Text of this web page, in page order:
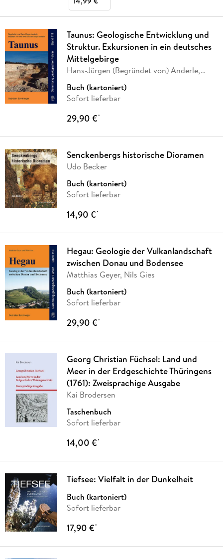
Taunus: Geologische Entwicklung und
Struktur. Exkursionen in ein deutsches
Mittelgebirge
Hans-Jürgen (Begründet von) Anderle,
Buch (kartoniert)
Sofort lieferbar
29,90 €*
Senckenbergs historische Dioramen
Udo Becker
Buch (kartoniert)
Sofort lieferbar
14,90 €*
Hegau: Geologie der Vulkanlandschaft
zwischen Donau und Bodensee
Matthias Geyer, Nils Gies
Buch (kartoniert)
Sofort lieferbar
29,90 €*
Georg Christian Füchsel: Land und
Meer in der Erdgeschichte Thüringens
(1761): Zweisprachige Ausgabe
Kai Brodersen
Taschenbuch
Sofort lieferbar
14,00 €*
Tiefsee: Vielfalt in der Dunkelheit
Buch (kartoniert)
Sofort lieferbar
17,90 €*